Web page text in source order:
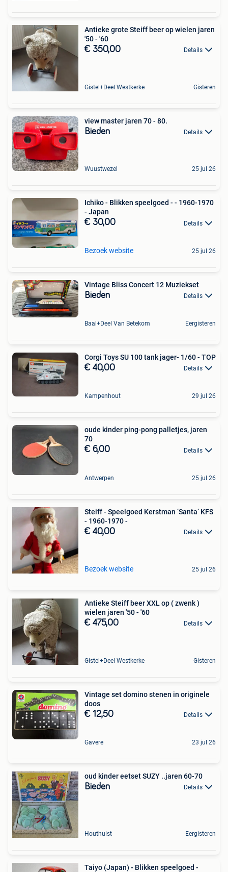
Antieke grote Steiff beer op wielen jaren
'50 - '60
€ 350,00 Details
Gistel+Deel Westkerke Gisteren
view master jaren 70 - 80.
Bieden Details
Wuustwezel 25 jul 26
Ichiko - Blikken speelgoed - - 1960-1970
- Japan
€ 30,00 Details
Bezoek website 25 jul 26
Vintage Bliss Concert 12 Muziekset
Bieden Details
Baal+Deel Van Betekom Eergisteren
Corgi Toys SU 100 tank jager- 1/60 - TOP
€ 40,00 Details
Kampenhout 29 jul 26
oude kinder ping-pong palletjes, jaren
70
€ 6,00 Details
Antwerpen 25 jul 26
Steiff - Speelgoed Kerstman ‘Santa’ KFS
- 1960-1970 -
€ 40,00 Details
Bezoek website 25 jul 26
Antieke Steiff beer XXL op ( zwenk )
wielen jaren '50 - '60
€ 475,00 Details
Gistel+Deel Westkerke Gisteren
Vintage set domino stenen in originele
doos
€ 12,50 Details
Gavere 23 jul 26
oud kinder eetset SUZY ..jaren 60-70
Bieden Details
Houthulst Eergisteren
Taiyo (Japan) - Blikken speelgoed -